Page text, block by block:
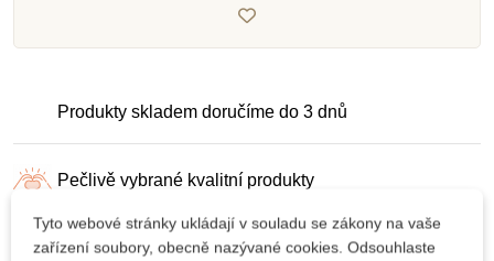
Produkty skladem doručíme do 3 dnů
Pečlivě vybrané kvalitní produkty
Dárek k nákupu nad 2000 Kč
Tyto webové stránky ukládají v souladu se zákony na vaše
zařízení soubory, obecně nazývané cookies. Odsouhlaste